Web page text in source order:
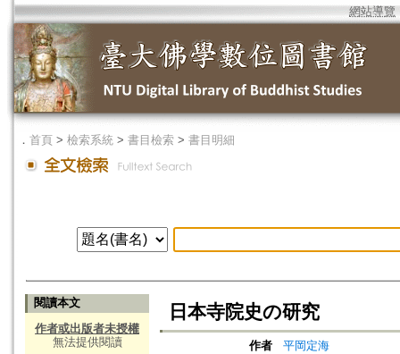
網站導覽
． 首頁 > 檢索系統 > 書目檢索 > 書目明細
閱讀本文
作者或出版者未授權
無法提供閱讀
日本寺院史の研究
作者
平岡定海